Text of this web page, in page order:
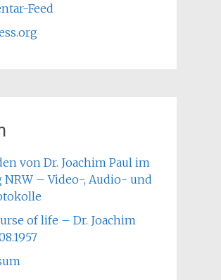
Feed
von Dr. Joachim Paul im
NRW – Video-, Audio- und
of life – Dr. Joachim